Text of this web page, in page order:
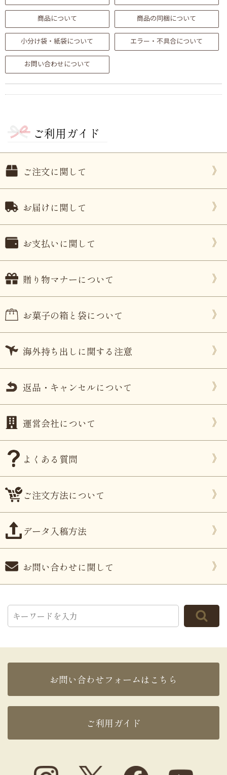
商品について 商品の同梱について
小分け袋・紙袋について エラー・不具合について
お問い合わせについて
ご利用ガイド
ご注文に関して
お届けに関して
お支払いに関して
贈り物マナーについて
お菓子の箱と袋について
海外持ち出しに関する注意
返品・キャンセルについて
運営会社について
よくある質問
ご注文方法について
データ入稿方法
お問い合わせに関して
お問い合わせフォームはこちら
ご利用ガイド